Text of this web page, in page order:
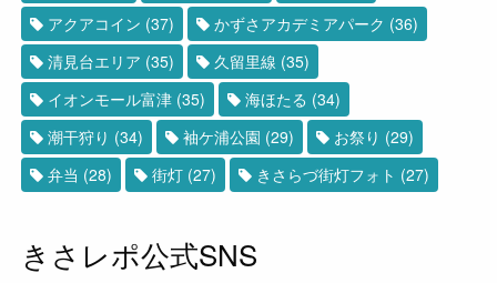
アクアコイン (37) かずさアカデミアパーク (36)
清見台エリア (35) 久留里線 (35)
イオンモール富津 (35) 海ほたる (34)
潮干狩り (34) 袖ケ浦公園 (29) お祭り (29)
弁当 (28) 街灯 (27) きさらづ街灯フォト (27)
きさレポ公式SNS